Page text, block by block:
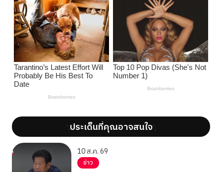
';ประเด็นที่คุณอาจสนใจ';
10 ส.ค. 69
ข่าว